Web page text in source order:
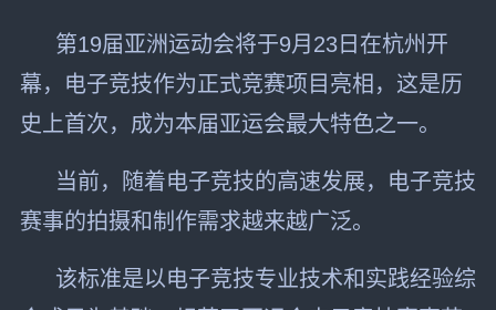
第19届亚洲运动会将于9月23日在杭州开
幕，电子竞技作为正式竞赛项目亮相，这是历
史上首次，成为本届亚运会最大特色之一。
当前，随着电子竞技的高速发展，电子竞技
赛事的拍摄和制作需求越来越广泛。
该标准是以电子竞技专业技术和实践经验综